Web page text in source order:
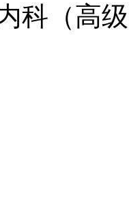
科（高